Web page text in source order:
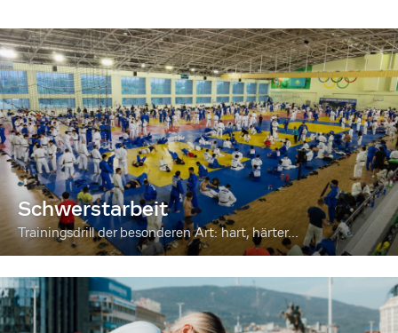
Schwerstarbeit
Trainingsdrill der besonderen Art: hart, härter...